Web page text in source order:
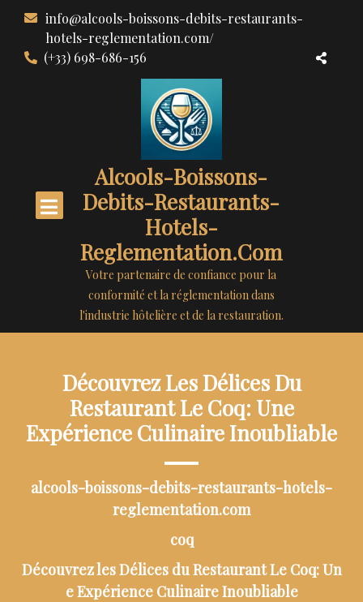
contenu
info@alcools-boissons-debits-restaurants-
hotels-reglementation.com/
(+33) 698-686-156
Alcools-Boissons-
Debits-Restaurants-
Hotels-
Reglementation.com
Votre partenaire de confiance pour la
conformité et la réglementation dans
l'industrie hôtelière et de la restauration.
Découvrez Les Délices Du
Restaurant Le Coq: Une
Expérience Culinaire Inoubliable
alcools-boissons-debits-restaurants-hotels-
reglementation.com
coq
Découvrez les Délices du Restaurant Le Coq: Un
e Expérience Culinaire Inoubliable